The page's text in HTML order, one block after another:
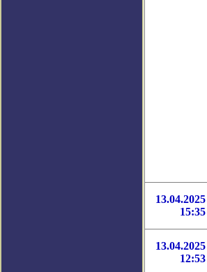
13.04.2025
15:35
13.04.2025
12:53